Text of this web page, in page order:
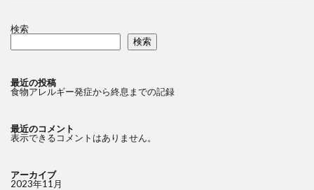
検索
検索
最近の投稿
食物アレルギー発症から終息までの記録
最近のコメント
表示できるコメントはありません。
アーカイブ
2023年11月